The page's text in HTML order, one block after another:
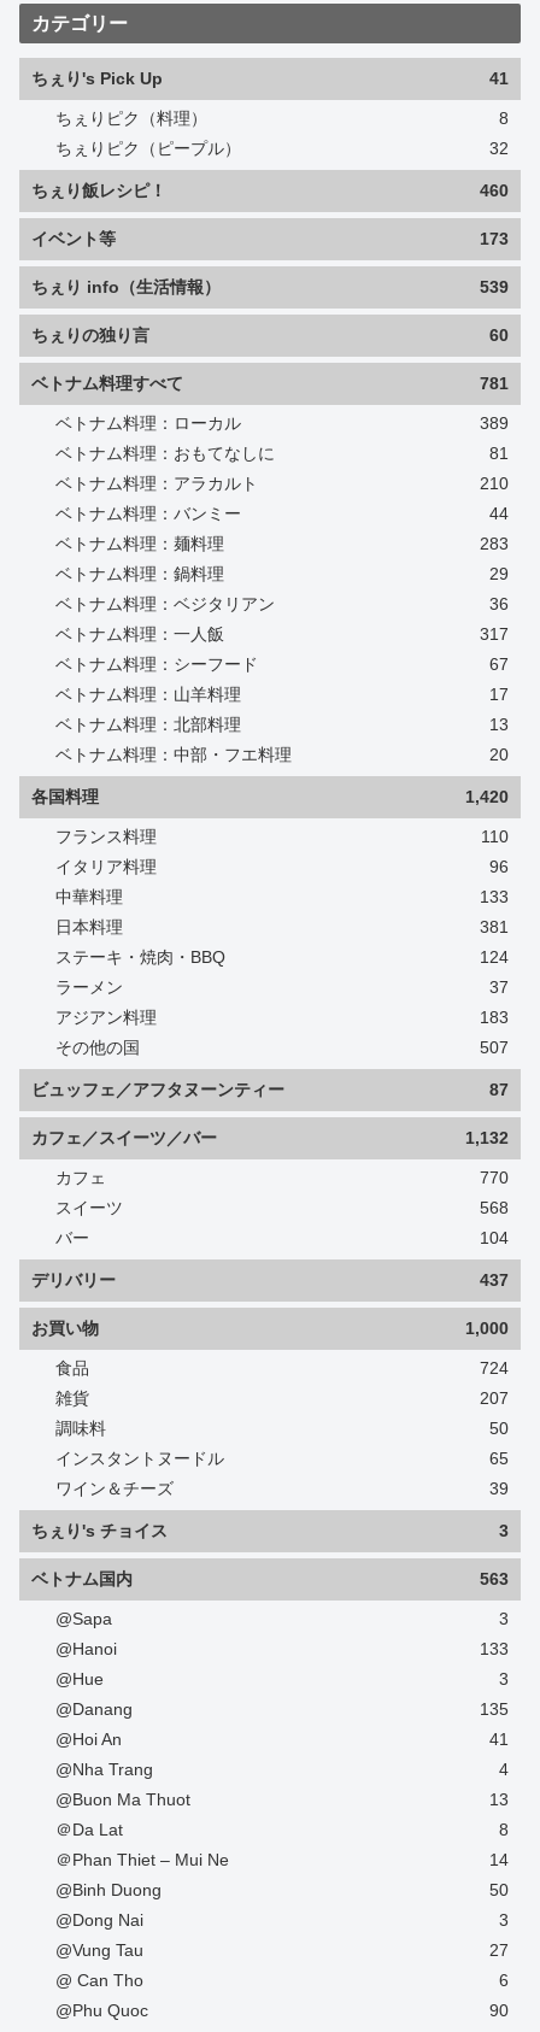
カテゴリー
ちぇり's Pick Up 41
ちぇりピク（料理）
8
ちぇりピク（ピープル）
32
ちぇり飯レシピ！ 460
イベント等 173
ちぇり info（生活情報） 539
ちぇりの独り言 60
ベトナム料理すべて 781
ベトナム料理：ローカル
389
ベトナム料理：おもてなしに
81
ベトナム料理：アラカルト
210
ベトナム料理：バンミー
44
ベトナム料理：麺料理
283
ベトナム料理：鍋料理
29
ベトナム料理：ベジタリアン
36
ベトナム料理：一人飯
317
ベトナム料理：シーフード
67
ベトナム料理：山羊料理
17
ベトナム料理：北部料理
13
ベトナム料理：中部・フエ料理
20
各国料理 1,420
フランス料理
110
イタリア料理
96
中華料理
133
日本料理
381
ステーキ・焼肉・BBQ
124
ラーメン
37
アジアン料理
183
その他の国
507
ビュッフェ／アフタヌーンティー 87
カフェ／スイーツ／バー 1,132
カフェ
770
スイーツ
568
バー
104
デリバリー 437
お買い物 1,000
食品
724
雑貨
207
調味料
50
インスタントヌードル
65
ワイン＆チーズ
39
ちぇり's チョイス 3
ベトナム国内 563
@Sapa
3
@Hanoi
133
@Hue
3
@Danang
135
@Hoi An
41
@Nha Trang
4
@Buon Ma Thuot
13
＠Da Lat
8
＠Phan Thiet – Mui Ne
14
@Binh Duong
50
@Dong Nai
3
@Vung Tau
27
@ Can Tho
6
@Phu Quoc
90